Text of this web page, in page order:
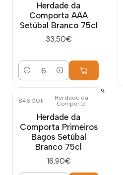
Herdade da
Comporta AAA
Setúbal Branco 75cl
33,50€
Quantidade
B46.001| Herdade da
Comporta
Herdade da
Comporta Primeiros
Bagos Setúbal
Branco 75cl
16,90€